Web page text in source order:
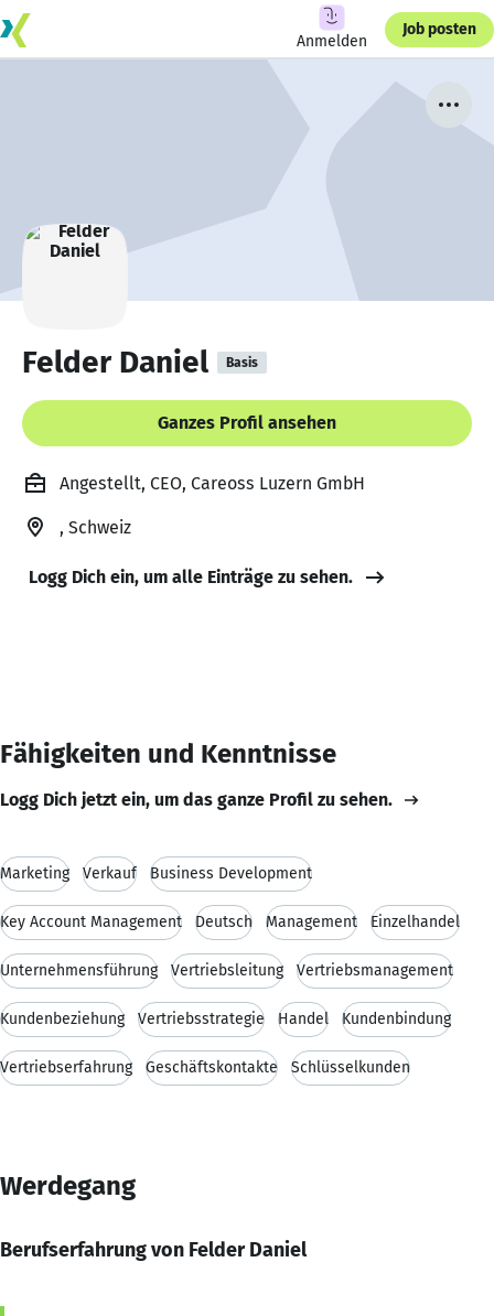
Anmelden
Job posten
Felder Daniel Basis
Ganzes Profil ansehen
Angestellt, CEO, Careoss Luzern GmbH
, Schweiz
Logg Dich ein, um alle Einträge zu sehen.
Fähigkeiten und Kenntnisse
Logg Dich jetzt ein, um das ganze Profil zu sehen.
Marketing Verkauf Business Development
Key Account Management Deutsch Management Einzelhandel
Unternehmensführung Vertriebsleitung Vertriebsmanagement
Kundenbeziehung Vertriebsstrategie Handel Kundenbindung
Vertriebserfahrung Geschäftskontakte Schlüsselkunden
Werdegang
Berufserfahrung von Felder Daniel